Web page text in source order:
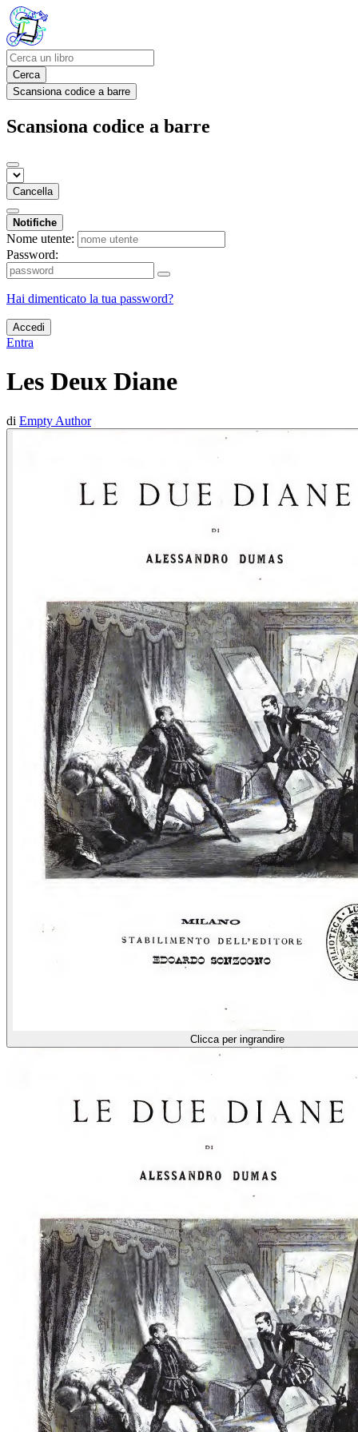
Cerca
Scansiona codice a barre
Scansiona codice a barre
Cancella
Notifiche
Nome utente:
Password:
Hai dimenticato la tua password?
Accedi
Entra
Les Deux Diane
di Empty Author
Clicca per ingrandire